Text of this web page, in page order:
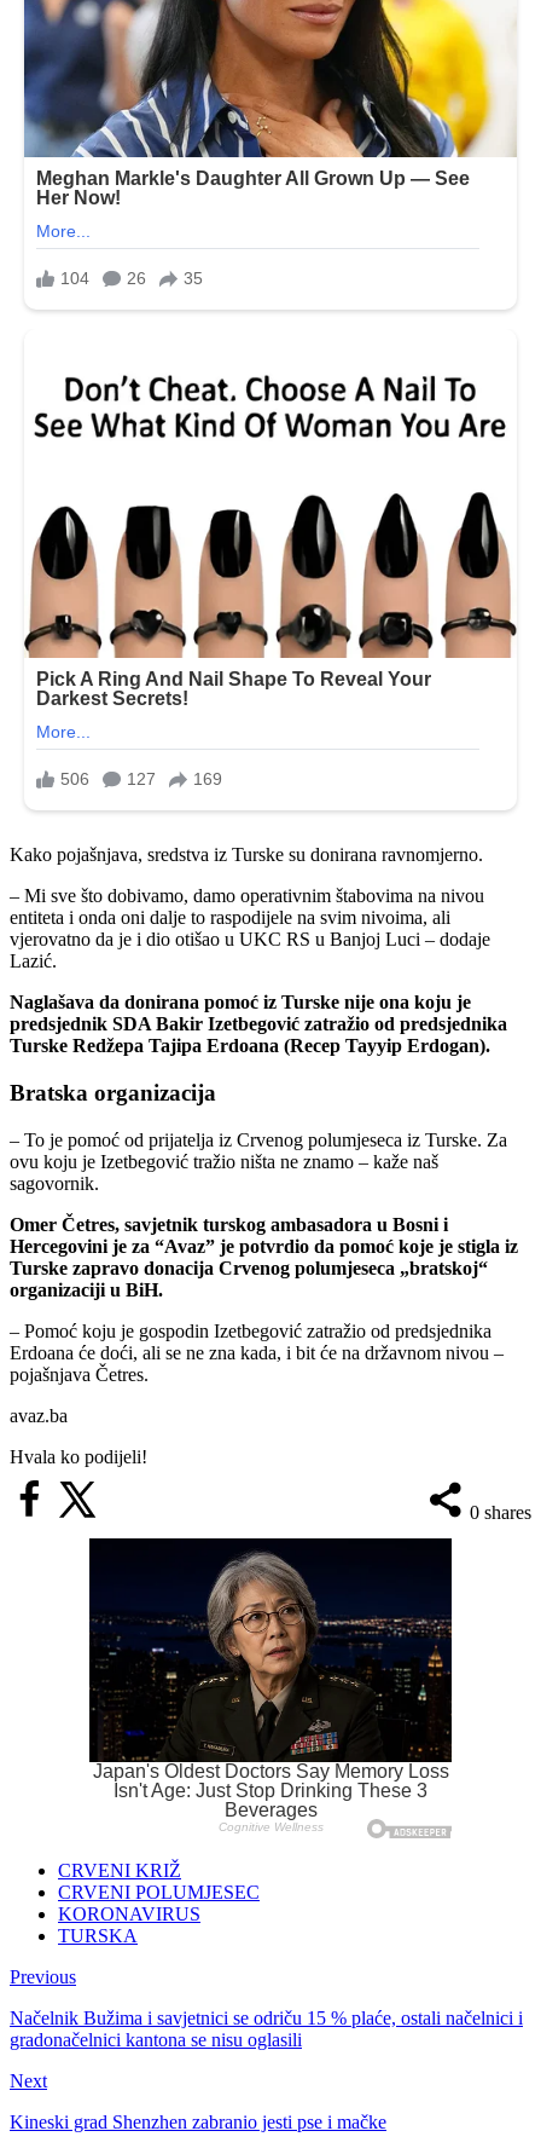
Kako pojašnjava, sredstva iz Turske su donirana ravnomjerno.
– Mi sve što dobivamo, damo operativnim štabovima na nivou
entiteta i onda oni dalje to raspodijele na svim nivoima, ali
vjerovatno da je i dio otišao u UKC RS u Banjoj Luci – dodaje
Lazić.
Naglašava da donirana pomoć iz Turske nije ona koju je
predsjednik SDA Bakir Izetbegović zatražio od predsjednika
Turske Redžepa Tajipa Erdoana (Recep Tayyip Erdogan).
Bratska organizacija
– To je pomoć od prijatelja iz Crvenog polumjeseca iz Turske. Za
ovu koju je Izetbegović tražio ništa ne znamo – kaže naš
sagovornik.
Omer Četres, savjetnik turskog ambasadora u Bosni i
Hercegovini je za “Avaz” je potvrdio da pomoć koje je stigla iz
Turske zapravo donacija Crvenog polumjeseca „bratskoj“
organizaciji u BiH.
– Pomoć koju je gospodin Izetbegović zatražio od predsjednika
Erdoana će doći, ali se ne zna kada, i bit će na državnom nivou –
pojašnjava Četres.
avaz.ba
Hvala ko podijeli!
0 shares
CRVENI KRIŽ
CRVENI POLUMJESEC
KORONAVIRUS
TURSKA
Previous
Načelnik Bužima i savjetnici se odriču 15 % plaće, ostali načelnici i
gradonačelnici kantona se nisu oglasili
Next
Kineski grad Shenzhen zabranio jesti pse i mačke